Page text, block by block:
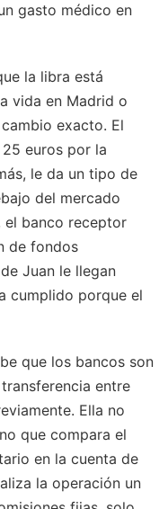
gasto médico en
la libra está
vida en Madrid o
exacto. El
euros por la
le da un tipo de
del mercado
el banco receptor
de fondos
Juan le llegan
cumplido porque el
que los bancos son
entre
Ella no
que compara el
en la cuenta de
la operación un